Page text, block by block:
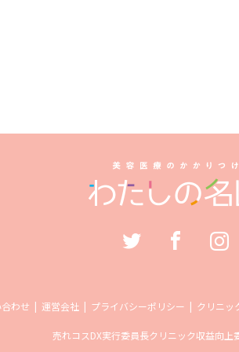
わせ 運営会社 プライバシーポリシー クリニッ
売れコスDX実行委員長クリニック収益向上